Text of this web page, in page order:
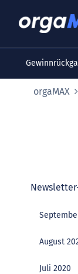
orgaMAX
August
Juli 2020